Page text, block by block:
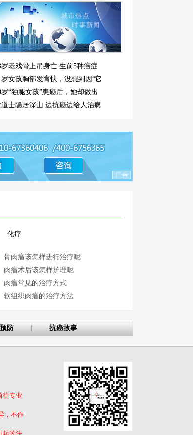
岁老戏骨上吊身亡 生前5种癌症
岁女孩胸部发育快，没想到因“它
岁“独腿女孩”患癌后，她却做出
道士隐居深山 边抗癌边给人治病
化疗
骨肉瘤该怎样进行治疗呢
肉瘤术后该怎样护理呢
肉瘤常见的治疗方式
软组织肉瘤的治疗方法
防 抗癌故事
往专业
，不作
起的法